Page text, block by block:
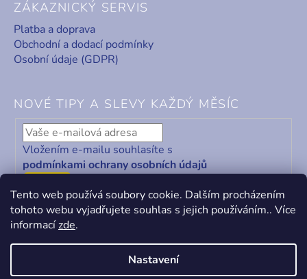
Tento web používá soubory cookie. Dalším procházením
tohoto webu vyjadřujete souhlas s jejich používáním.. Více
informacízde.
Nastavení
ZÁKAZNICKÝ SERVIS
Platba a doprava
Obchodní a dodací podmínky
Osobní údaje (GDPR)
NOVÉ TIPY A SLEVY KAŽDÝ MĚSÍC
Vložením e-mailu souhlasíte s
podmínkami ochrany osobních údajů
ODEBÍRAT